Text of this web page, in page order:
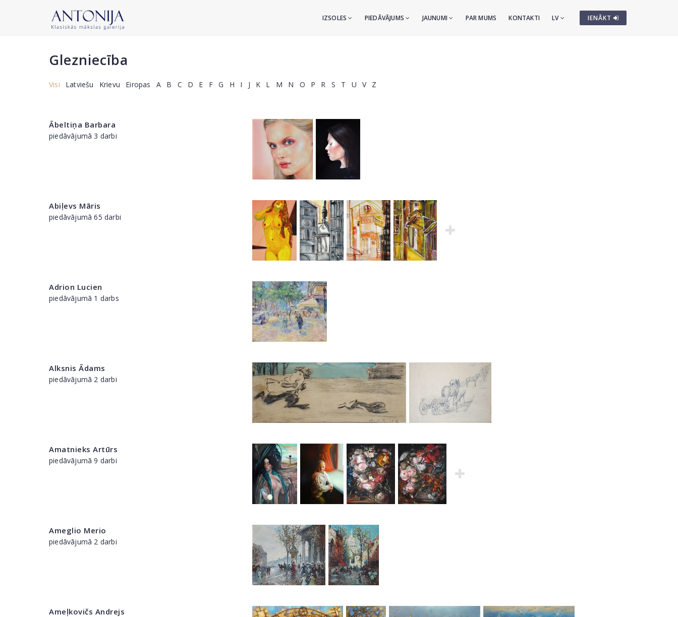
IENĀKT
IZSOLES PIEDĀVĀJUMS JAUNUMI PAR MUMS KONTAKTI LV
Glezniecība
Visi Latviešu Krievu Eiropas A B C D E F G H I J K L M N O P R S T U V Z
Ābeltiņa Barbara
piedāvājumā 3 darbi
Abiļevs Māris
piedāvājumā 65 darbi
Adrion Lucien
piedāvājumā 1 darbs
Alksnis Ādams
piedāvājumā 2 darbi
Amatnieks Artūrs
piedāvājumā 9 darbi
Ameglio Merio
piedāvājumā 2 darbi
Ameļkovičs Andrejs